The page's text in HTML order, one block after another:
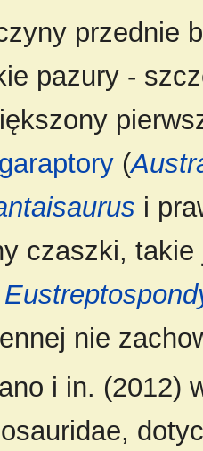
przednie
pazury -
(
i
czaszki, takie
nie
i in. (2012)